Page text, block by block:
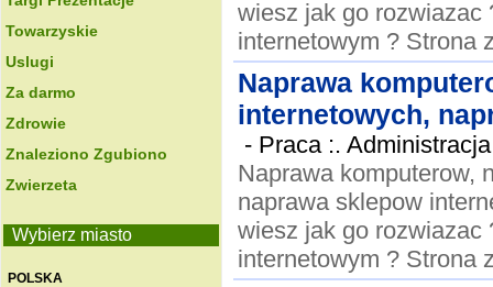
Towarzyskie
Uslugi
Za darmo
Zdrowie
Znaleziono Zgubiono
Zwierzeta
Wybierz miasto
POLSKA
wiesz jak go rozwiazac
internetowym ? Strona
Naprawa
internetowych,
- Praca :. Administracja
Naprawa komputerow,
naprawa sklepow
wiesz jak go rozwiazac
internetowym ? Strona